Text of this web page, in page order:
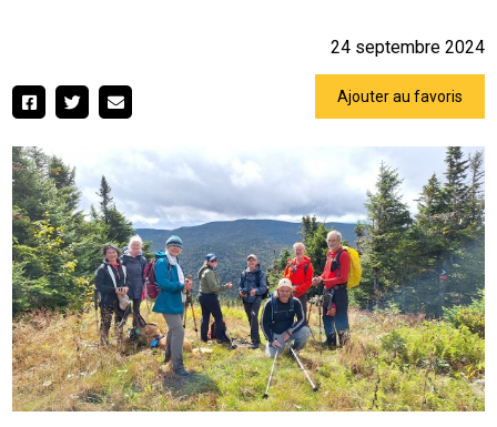
24 septembre 2024
Ajouter au favoris